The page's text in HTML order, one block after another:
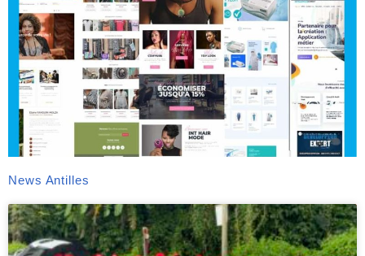
News Antilles